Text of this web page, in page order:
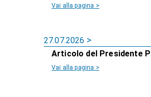
Vai alla pagina >
27.07.2026
Articolo del Presidente
Vai alla pagina >